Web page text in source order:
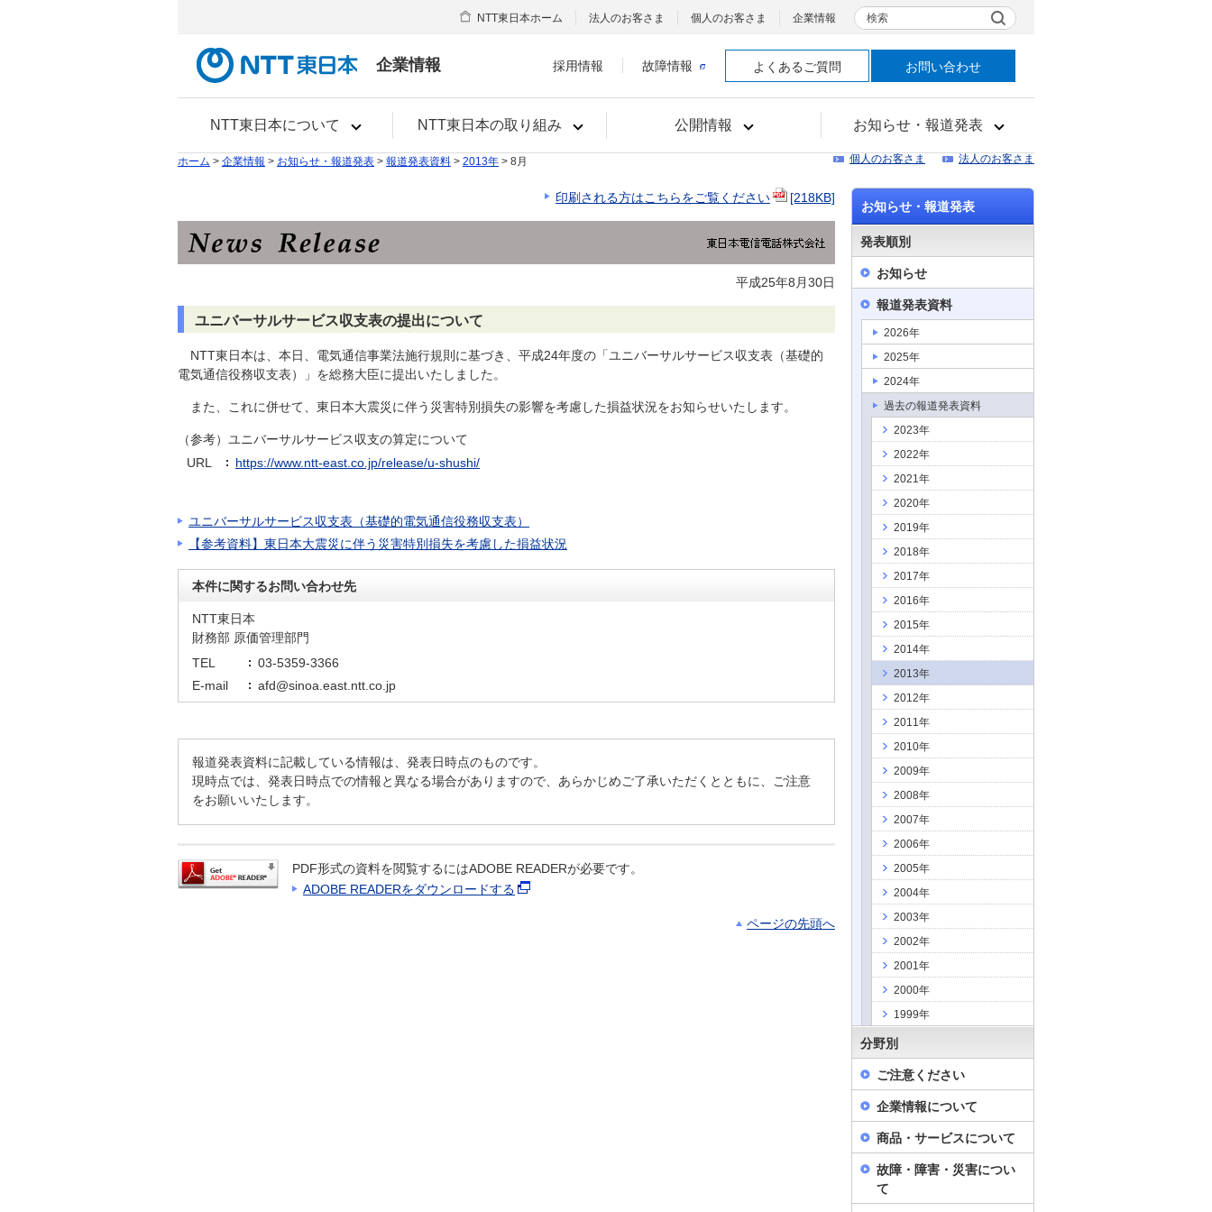
企業情報
NTT東日本について NTT東日本の取り組み 公開情報 お知らせ・報道発表
NTT東日本ホーム 法人のお客さま 個人のお客さま 企業情報 検索
採用情報 故障情報 よくあるご質問 お問い合わせ
ホーム > 企業情報 > お知らせ・報道発表 > 報道発表資料 > 2013年 > 8月 個人のお客さま 法人のお客さま
印刷される方はこちらをご覧ください [218KB]
平成25年8月30日
ユニバーサルサービス収支表の提出について
NTT東日本は、本日、電気通信事業法施行規則に基づき、平成24年度の「ユニバーサルサービス収支表（基礎的
電気通信役務収支表）」を総務大臣に提出いたしました。
また、これに併せて、東日本大震災に伴う災害特別損失の影響を考慮した損益状況をお知らせいたします。
（参考）ユニバーサルサービス収支の算定について
URL
https://www.ntt-east.co.jp/release/u-shushi/
ユニバーサルサービス収支表（基礎的電気通信役務収支表）
【参考資料】東日本大震災に伴う災害特別損失を考慮した損益状況
本件に関するお問い合わせ先
NTT東日本
財務部 原価管理部門
TEL
03-5359-3366
E-mail
afd@sinoa.east.ntt.co.jp
報道発表資料に記載している情報は、発表日時点のものです。
現時点では、発表日時点での情報と異なる場合がありますので、あらかじめご了承いただくとともに、ご注意
をお願いいたします。
PDF形式の資料を閲覧するにはADOBE READERが必要です。
ADOBE READERをダウンロードする
ページの先頭へ
お知らせ・報道発表
発表順別
お知らせ
報道発表資料
2026年
2025年
2024年
過去の報道発表資料
2023年
2022年
2021年
2020年
2019年
2018年
2017年
2016年
2015年
2014年
2013年
2012年
2011年
2010年
2009年
2008年
2007年
2006年
2005年
2004年
2003年
2002年
2001年
2000年
1999年
分野別
ご注意ください
企業情報について
商品・サービスについて
故障・障害・災害につい
て